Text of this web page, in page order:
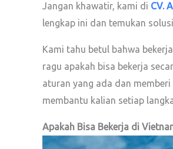
Jangan khawatir, kami di CV.
lengkap ini dan temukan
Kami tahu betul bahwa
ragu apakah bisa bekerja
aturan yang ada dan
membantu kalian setiap
Apakah Bisa Bekerja di